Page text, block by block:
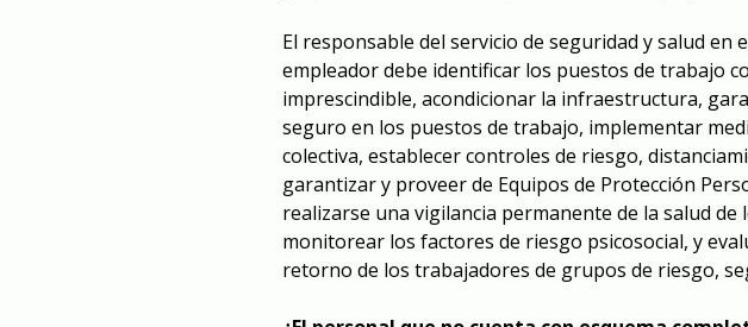
El responsable del servicio de seguridad y salud en
empleador debe identificar los puestos de trabajo
imprescindible, acondicionar la infraestructura,
seguro en los puestos de trabajo, implementar
colectiva, establecer controles de riesgo,
garantizar y proveer de Equipos de Protección
realizarse una vigilancia permanente de la salud de
monitorear los factores de riesgo psicosocial, y
retorno de los trabajadores de grupos de riesgo,